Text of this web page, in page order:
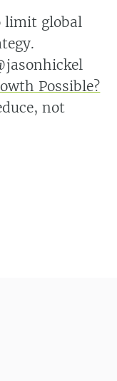
limit global
Possible?
not